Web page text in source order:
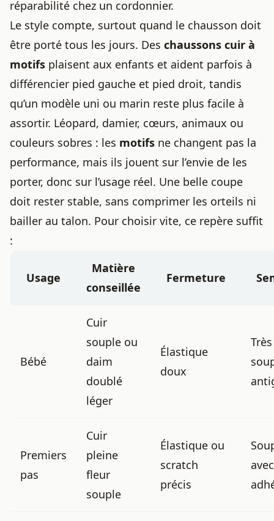
réparabilité chez un cordonnier.
Le style compte, surtout quand le chausson doit
être porté tous les jours. Des chaussons cuir à
motifs plaisent aux enfants et aident parfois à
différencier pied gauche et pied droit, tandis
qu’un modèle uni ou marin reste plus facile à
assortir. Léopard, damier, cœurs, animaux ou
couleurs sobres : les motifs ne changent pas la
performance, mais ils jouent sur l’envie de les
porter, donc sur l’usage réel. Une belle coupe
doit rester stable, sans comprimer les orteils ni
bailler au talon. Pour choisir vite, ce repère suffit
:
Usage
Matière
conseillée
Fermeture
Bébé
Cuir
souple ou
daim
doublé
léger
Élastique
doux
Très
Premiers
pas
Cuir
pleine
fleur
souple
Élastique ou
scratch
précis